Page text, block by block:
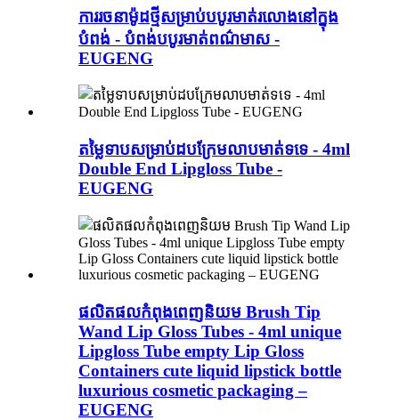
ការរចនាម៉ូដថ្មីសម្រាប់បបូរមាត់រលោងនៅក្នុង
បំពង់ - បំពង់បបូរមាត់ពណ៌មាស -
EUGENG
តម្លៃទាបសម្រាប់ដបក្រែមលាបមាត់ទទេ - 4ml
Double End Lipgloss Tube -
EUGENG
ផលិតផលកំពុងពេញនិយម Brush Tip
Wand Lip Gloss Tubes - 4ml unique
Lipgloss Tube empty Lip Gloss
Containers cute liquid lipstick bottle
luxurious cosmetic packaging –
EUGENG